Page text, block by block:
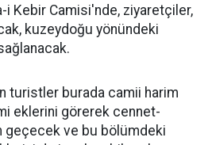
i Kebir Camisi'nde, ziyaretçiler,
kuzeydoğu yönündeki
turistler burada camii harim
eklerini görerek cennet-
geçecek ve bu bölümdeki